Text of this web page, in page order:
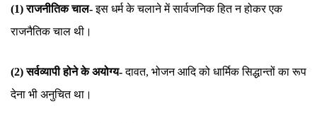
(1) राजनीतिक चाल-इस धर्म के चलाने में सार्वजनिक हित न होकर एक
राजनैतिक चाल थी।
(2) सर्वव्यापी होने के अयोग्य-दावत, भोजन आदि को धार्मिक सिद्धान्तों का रूप
देना भी अनुचित था।